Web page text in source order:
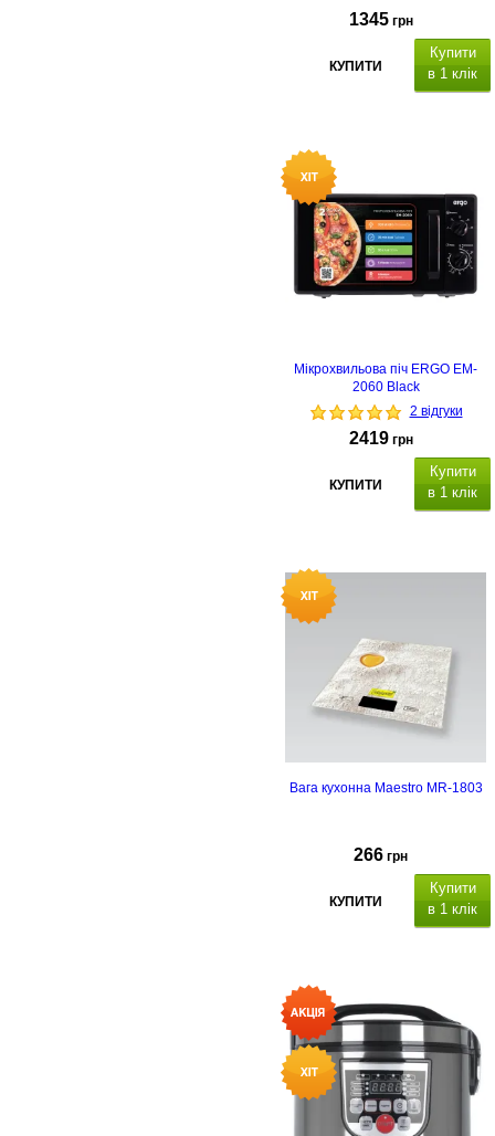
1345 грн
КУПИТИ
Купити
в 1 клік
Мікрохвильова піч ERGO EM-
2060 Black
2 відгуки
2419 грн
КУПИТИ
Купити
в 1 клік
Вага кухонна Maestro MR-1803
266 грн
КУПИТИ
Купити
в 1 клік
гр, LCD дисплей, автоматичне
відключення, матеріал
платформи: скло